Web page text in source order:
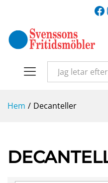
Hem / Decanteller